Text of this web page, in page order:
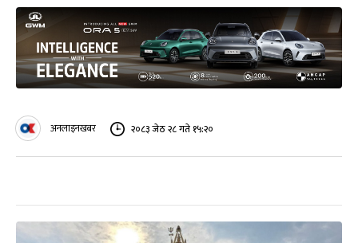
अनलाइनखबर २०८३ जेठ २८ गते १५:२०